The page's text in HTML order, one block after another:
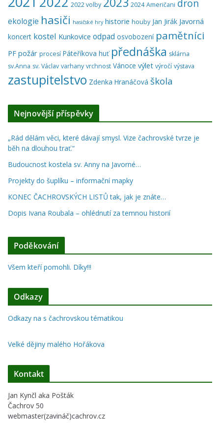
2022 volby 2024 Američani dron
ekologie hasiči hasičské hry historie houby Jan Jirák Javorná
koncert kostel Kunkovice odpad osvobození pamětníci
PF požár procesí Páteříkova huť přednáška sklárna
sv.Anna sv. Václav varhany vrchnost Vánoce výlet výročí výstava
zastupitelstvo Zdenka Hranáčová škola
Nejnovější příspěvky
„Rád dělám věci, které dávají smysl. Vize čachrovské tvrze je
běh na dlouhou trať.“
Budoucnost kostela sv. Anny na Javorné…
Projekty do šuplíku – informační mapky
KONEC ČACHROVSKÝCH LISTŮ tak, jak je znáte…
Dopis Ivana Roubala – ohlédnutí za temnou historií
Poděkování
Všem kteří pomohli. Díky!!!
Odkazy
Odkazy na s čachrovskou tématikou
Velké dějiny malého Hořákova
Kontakt
Jan Kynčl aka Pošták
Čachrov 50
webmaster(zavináč)cachrov.cz